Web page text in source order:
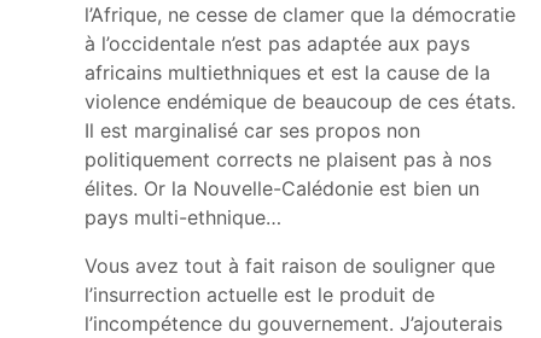
l’Afrique, ne cesse de clamer que la démocratie
à l’occidentale n’est pas adaptée aux pays
africains multiethniques et est la cause de la
violence endémique de beaucoup de ces états.
Il est marginalisé car ses propos non
politiquement corrects ne plaisent pas à nos
élites. Or la Nouvelle-Calédonie est bien un
pays multi-ethnique…
Vous avez tout à fait raison de souligner que
l’insurrection actuelle est le produit de
l’incompétence du gouvernement. J’ajouterais